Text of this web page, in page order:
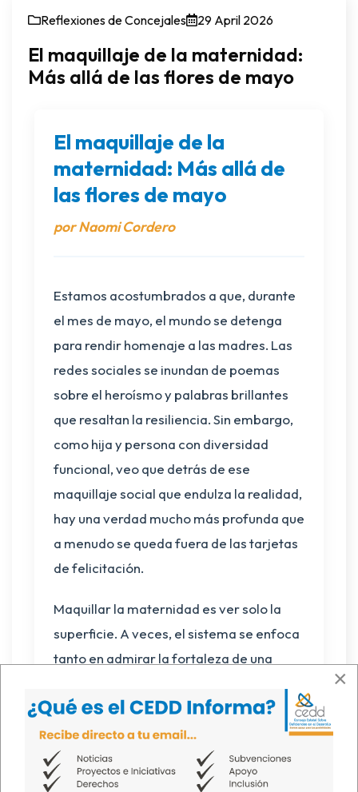
El maquillaje de la maternidad:
Más allá de las flores de mayo
Reflexiones de Concejales 29 April 2026
El maquillaje de la
maternidad: Más allá de
las flores de mayo
por Naomi Cordero
Estamos acostumbrados a que, durante
el mes de mayo, el mundo se detenga
para rendir homenaje a las madres. Las
redes sociales se inundan de poemas
sobre el heroísmo y palabras brillantes
que resaltan la resiliencia. Sin embargo,
como hija y persona con diversidad
funcional, veo que detrás de ese
maquillaje social que endulza la realidad,
hay una verdad mucho más profunda que
a menudo se queda fuera de las tarjetas
de felicitación.
Maquillar la maternidad es ver solo la
superficie. A veces, el sistema se enfoca
tanto en admirar la fortaleza de una
conocimiento. El verdadero rostro de
esta maternidad no es solo el de la
"guerrera" que todo lo puede, sino el de
la experta que conoce cada necesidad
×